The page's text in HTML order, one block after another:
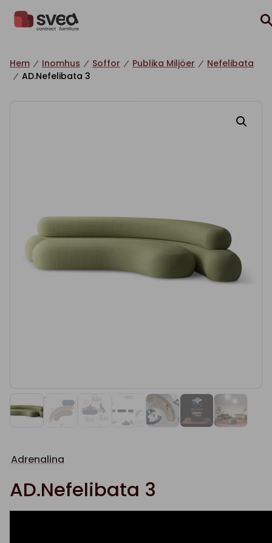
Hem Inomhus Soffor Publika Miljöer
Nefelibata
AD.Nefelibata 3
Adrenalina
AD.Nefelibata 3